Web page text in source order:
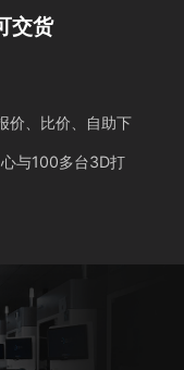
交货
价、比价、自助下
与100多台3D打